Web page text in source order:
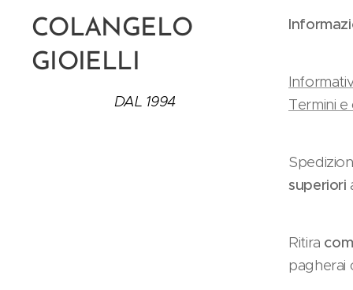
COLANGELO
GIOIELLI
DAL 1994
Termini
superiori
Ritira
pagherai